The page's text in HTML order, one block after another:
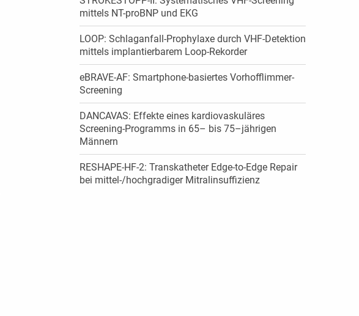
mittels NT-proBNP und EKG
LOOP: Schlaganfall-Prophylaxe durch VHF-Detektion
mittels implantierbarem Loop-Rekorder
eBRAVE-AF: Smartphone-basiertes Vorhofflimmer-
Screening
DANCAVAS: Effekte eines kardiovaskuläres
Screening-Programms in 65– bis 75–jährigen
Männern
RESHAPE-HF-2: Transkatheter Edge-to-Edge Repair
bei mittel-/hochgradiger Mitralinsuffizienz